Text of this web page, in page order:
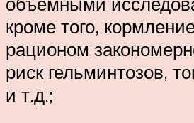
кроме того,
рационом
риск гельминтозов,
и т.д.;